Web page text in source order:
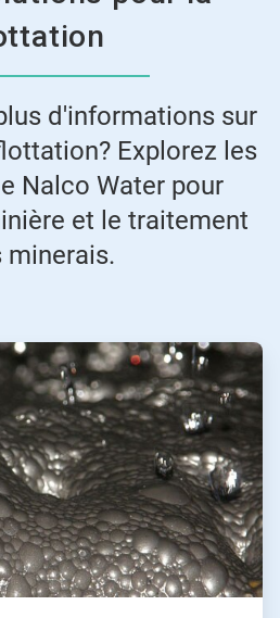
d'informations sur
Explorez les
Nalco Water pour
et le traitement
minerais.